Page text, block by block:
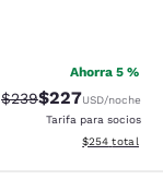
9 reseñas
Ahorra 5 %
Precio tachado:
$239Precio con
$227USD/noche
Tarifa para socios
Ver detalles
$254 total